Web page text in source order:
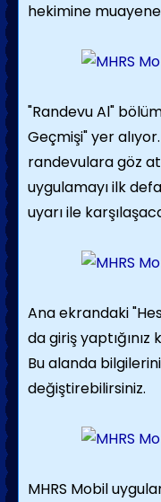
hekimine
"Randevu Al"
Geçmişi" yer
randevulara göz
uygulamayı ilk
uyarı ile
Ana ekrandaki
da giriş
Bu alanda
değiştirebilirsiniz.
MHRS Mobil